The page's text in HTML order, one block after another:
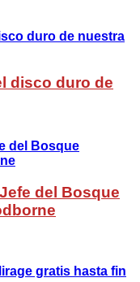
disco duro de
del Bosque